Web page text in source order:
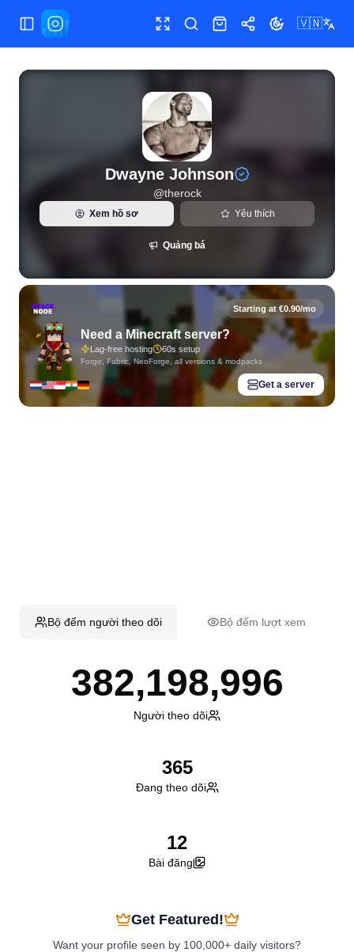
Bật/tắt menu Toàn màn hình
Tìm kiếmCửa hàngChia sẻĐổi giao diện
🇻🇳
Thống kê Instagram trực tiếp và phân tích người theo dõi
Dwayne Johnson
@therock
Xem hồ sơ Yêu thích
Quảng bá
Starting at €0.90/mo
Need a Minecraft server?
Lag-free hosting 60s setup
Forge, Fabric, NeoForge, all versions & modpacks
Get a server
Bộ đếm người theo dõi Bộ đếm lượt xem
382,198,996
Người theo dõi
365
Đang theo dõi
12
Bài đăng
Get Featured!
Want your profile seen by 100,000+ daily visitors?